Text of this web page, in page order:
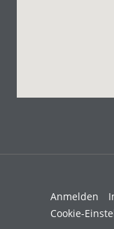
Anmelden
Cookie-